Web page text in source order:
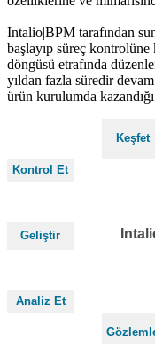
Intalio|BPM tarafından
başlayıp süreç kontrolüne
döngüsü etrafında
yıldan fazla süredir
ürün kurulumda
Keşfet
Kontrol Et
Geliştir
Analiz Et